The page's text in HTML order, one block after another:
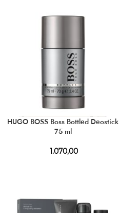
HUGO BOSS Boss Bottled Deostick
75 ml
1.070,00